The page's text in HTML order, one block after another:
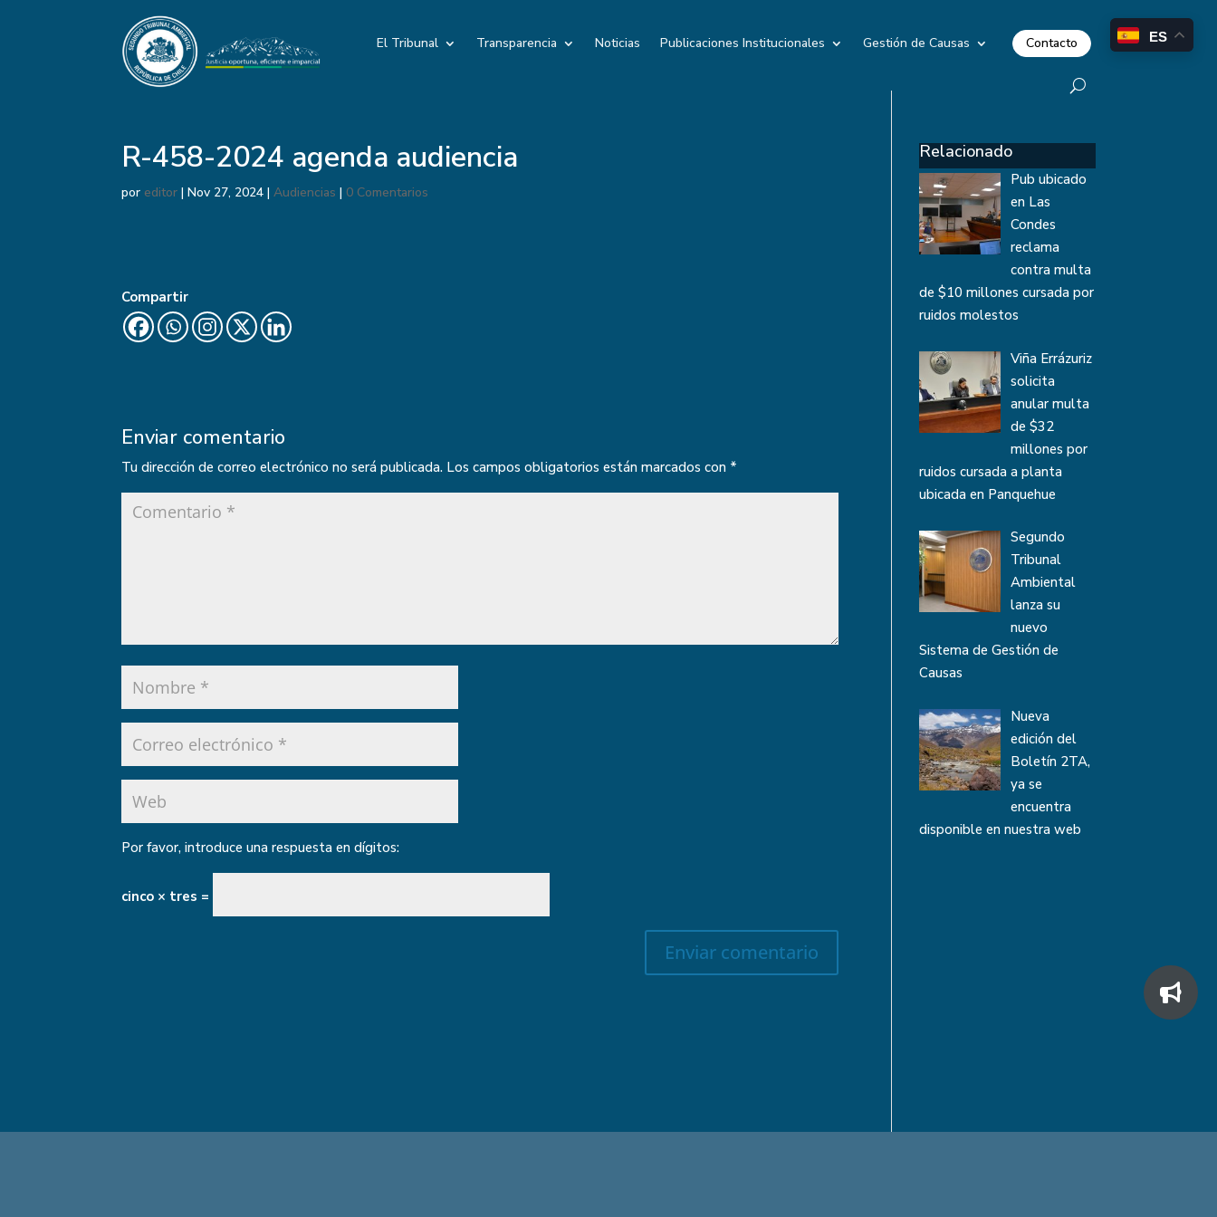
El Tribunal Transparencia Noticias Publicaciones Institucionales Gestión de Causas Contacto
R-458-2024 agenda audiencia
por editor |Nov 27, 2024 |Audiencias | 0 Comentarios
Compartir
Enviar comentario
Tu dirección de correo electrónico no será publicada. Los campos obligatorios están marcados con *
Por favor, introduce una respuesta en dígitos:
cinco × tres =
Relacionado
Pub ubicado
en Las
Condes
reclama
contra multa
de $10 millones cursada por
ruidos molestos
Viña Errázuriz
solicita
anular multa
de $32
millones por
ruidos cursada a planta
ubicada en Panquehue
Segundo
Tribunal
Ambiental
lanza su
nuevo
Sistema de Gestión de
Causas
Nueva
edición del
Boletín 2TA,
ya se
encuentra
disponible en nuestra web
ES